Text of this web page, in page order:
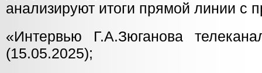
анализируют итоги прямой линии с
«Интервью Г.А.Зюганова
(15.05.2025);